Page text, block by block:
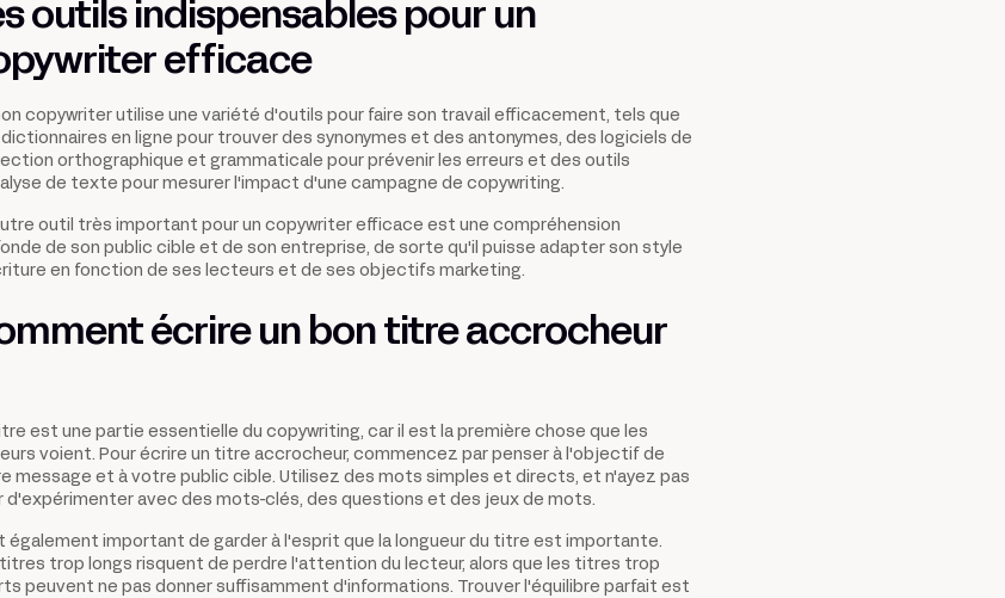
outils indispensables pour un
efficace
copywriter utilise une variété d'outils pour faire son travail efficacement, tels que
en ligne pour trouver des synonymes et des antonymes, des logiciels de
orthographique et grammaticale pour prévenir les erreurs et des outils
de texte pour mesurer l'impact d'une campagne de copywriting.
outil très important pour un copywriter efficace est une compréhension
de son public cible et de son entreprise, de sorte qu'il puisse adapter son style
en fonction de ses lecteurs et de ses objectifs marketing.
écrire un bon titre accrocheur
est une partie essentielle du copywriting, car il est la première chose que les
voient. Pour écrire un titre accrocheur, commencez par penser à l'objectif de
message et à votre public cible. Utilisez des mots simples et directs, et n'ayez pas
d'expérimenter avec des mots-clés, des questions et des jeux de mots.
également important de garder à l'esprit que la longueur du titre est importante.
titres trop longs risquent de perdre l'attention du lecteur, alors que les titres trop
peuvent ne pas donner suffisamment d'informations. Trouver l'équilibre parfait est